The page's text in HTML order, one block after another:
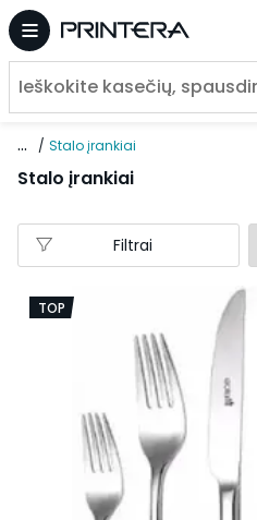
... Stalo įrankiai
Stalo įrankiai
Filtrai
TOP